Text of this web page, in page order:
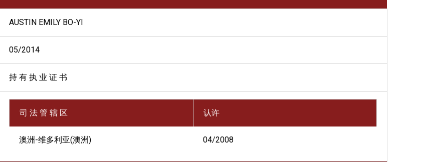
AUSTIN EMILY BO-YI
05/2014
持 有 执 业 证 书
司 法 管 辖 区
认许
澳洲-维多利亚(澳洲) 04/2008